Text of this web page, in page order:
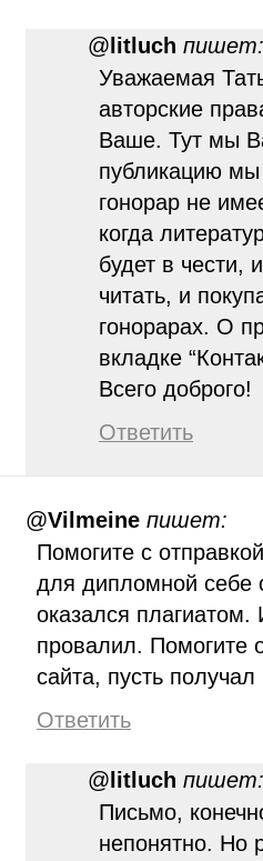
@ litluch пишет:
Уважаемая
авторские
Ваше. Тут мы
публикацию
гонорар не
когда
будет в чести,
читать, и
гонорарах. О
вкладке
Всего доброго!
Ответить
@Vilmeine пишет:
Помогите с
для дипломной себе
оказался
провалил. Помогите
сайта, пусть
Ответить
@ litluch пишет:
Письмо,
непонятно. Но